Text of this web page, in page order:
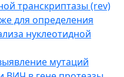
мутаций